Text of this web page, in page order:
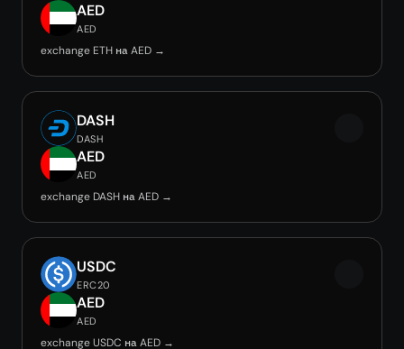
AED
AED
exchange ETH на AED →
DASH
DASH
AED
AED
exchange DASH на AED →
USDC
ERC20
AED
AED
exchange USDC на AED →